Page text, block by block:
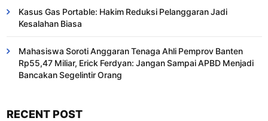
Kasus Gas Portable: Hakim Reduksi Pelanggaran Jadi
Kesalahan Biasa ​
Mahasiswa Soroti Anggaran Tenaga Ahli Pemprov Banten
Rp55,47 Miliar, Erick Ferdyan: Jangan Sampai APBD Menjadi
Bancakan Segelintir Orang
RECENT POST